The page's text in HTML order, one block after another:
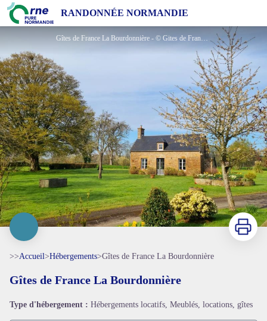
RANDONNÉE NORMANDIE
Gîtes de France La Bourdonnière
Gîtes de France La Bourdonnière - © Gites de France Orne
Imprimer
>>Accueil>Hébergements>Gîtes de France La Bourdonnière
Gîtes de France La Bourdonnière
Type d'hébergement : Hébergements locatifs, Meublés, locations, gîtes